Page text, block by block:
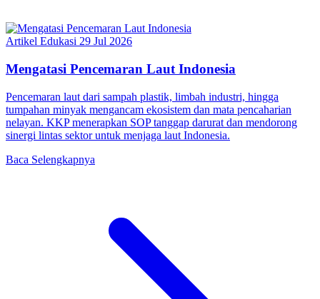
Artikel Edukasi 29 Jul 2026
Mengatasi Pencemaran Laut Indonesia
Pencemaran laut dari sampah plastik, limbah industri, hingga
tumpahan minyak mengancam ekosistem dan mata pencaharian
nelayan. KKP menerapkan SOP tanggap darurat dan mendorong
sinergi lintas sektor untuk menjaga laut Indonesia.
Baca Selengkapnya